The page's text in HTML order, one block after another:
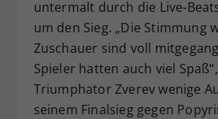
untermalt durch die Live-
um den Sieg. „Die Stimmung
Zuschauer sind voll
Spieler hatten auch viel
Triumphator Zverev wenige
seinem Finalsieg gegen